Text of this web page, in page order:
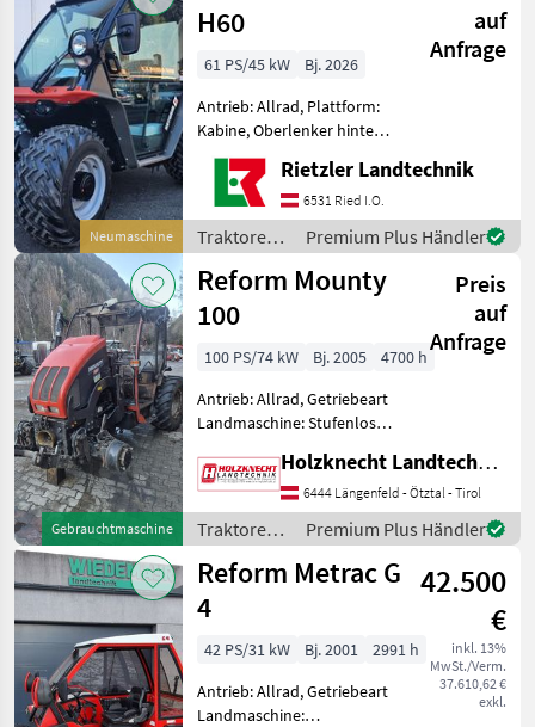
Neumaschine
H60
auf
Anfrage
61 PS/45 kW
Bj. 2026
Antrieb: Allrad, Plattform:
Kabine, Oberlenker hinten:
mechanisch,
Anhängevorrichtung:
manuell, Fronthydraulik,
Frontzapfwelle,
Klimaanlage, EHR,
Außenbedienung
Heckhydrauli
Rietzler Landtechnik
6531 Ried I.O.
Traktoren /
Reform
Premium Plus Händler
Gebrauchtmaschine
Reform Mounty
100
Preis
auf
Anfrage
100 PS/74 kW Bj. 2005
4700 h
Antrieb: Allrad, Getriebeart
Landmaschine: Stufenloses
Zapfwellendrehzahl: 540,
Höchstgeschwindigkeit in
km/h: 40 km/h, Aufladung:
Turbolader
Holzknecht Landtechnik GmbH.
6444 Längenfeld - Ötztal - Tirol
Traktoren /
Reform
Premium Plus Händler
Reform Metrac G
4
42.500
€
inkl. 13%
MwSt./Verm.
37.610,62 €
exkl.
42 PS/31 kW Bj. 2001
2991 h
Antrieb: Allrad, Getriebeart
Landmaschine: